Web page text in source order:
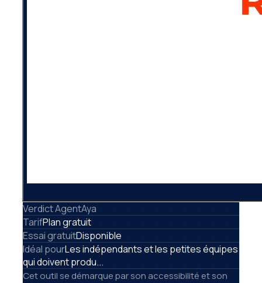
Verdict AgentAya
TarifPlan gratuit
Essai gratuitDisponible
Idéal pourLes indépendants et les petites équipes
qui doivent produ...
Cet outil se démarque par son accessibilité et son